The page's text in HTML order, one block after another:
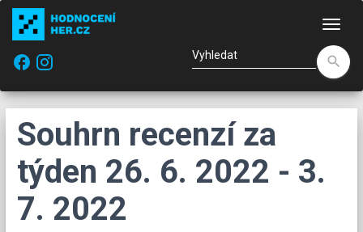
facebook
search
Souhrn recenzí za
týden 26. 6. 2022 - 3.
7. 2022